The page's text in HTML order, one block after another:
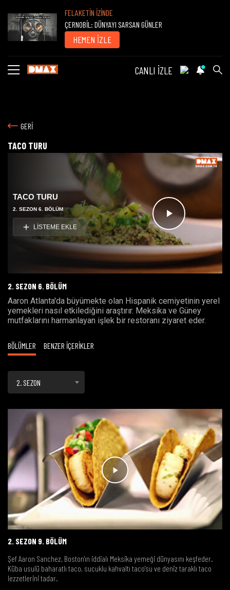
FELAKETİN İZİNDE
ÇERNOBİL: DÜNYAYI SARSAN GÜNLER
HEMEN İZLE
CANLI İZLE
GERİ
TACO TURU
Videoyu
Oynat
TACO TURU
2. SEZON 6. BÖLÜM
LİSTEME EKLE
2. SEZON 6. BÖLÜM
Aaron Atlanta'da büyümekte olan Hispanik cemiyetinin yerel
yemekleri nasıl etkilediğini araştırır. Meksika ve Güney
mutfaklarını harmanlayan işlek bir restoranı ziyaret eder.
BÖLÜMLER BENZER İÇERİKLER
2. SEZON
2. SEZON 9. BÖLÜM
Şef Aaron Sanchez, Boston'ın iddialı Meksika yemeği dünyasını keşfeder.
Küba usulü baharatlı taco, sucuklu kahvaltı taco'su ve deniz taraklı taco
lezzetlerini tadar.